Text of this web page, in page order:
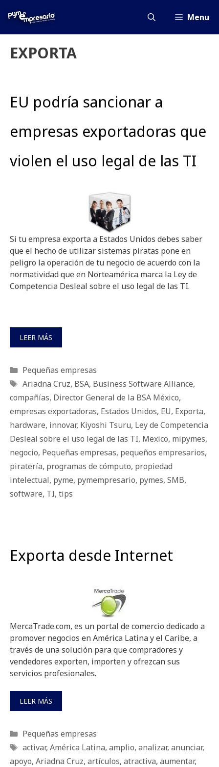
Menu
EXPORTA
EU podría sancionar a
empresas exportadoras que
violen el uso legal de las TI
Si tu empresa exporta a Estados Unidos debes saber
que el hecho de utilizar sistemas piratas pone en
peligro la operación de tu negocio de acuerdo con la
normatividad que en Norteamérica marca la Ley de
Competencia Desleal sobre el uso legal de las TI.
LEER MÁS
Categorías
Pequeñas empresas
Etiquetas
Ariadna Cruz, BSA, Business Software Alliance,
compañías, Director General de la BSA México,
empresas exportadoras, Estados Unidos, EU, Exporta,
hardware, innovar, Kiyoshi Tsuru, Ley de Competencia
Desleal sobre el uso legal de las TI, Mexico, mipymes,
negocio, Pequeñas empresas, pequeños empresarios,
piratería, programas de cómputo, propiedad
intelectual, pyme, pymempresario, pymes, SMB,
software, TI, tips
Exporta desde Internet
MercaTrade.com, es un portal de comercio dedicado a
promover negocios en América Latina y el Caribe, a
través de una solución para que compradores y
vendedores exporten, importen y ofrezcan sus
servicios profesionales.
LEER MÁS
Categorías
Pequeñas empresas
Etiquetas
activar, América Latina, amplio, analizar, anunciar,
apoyo, Ariadna Cruz, artículos, atractiva, aumentar,